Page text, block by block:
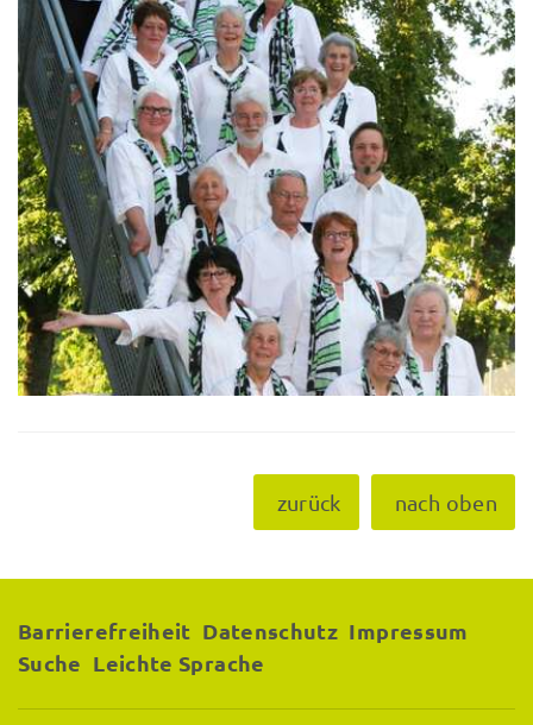
zurück nach oben
Barrierefreiheit Datenschutz Impressum
Suche Leichte Sprache